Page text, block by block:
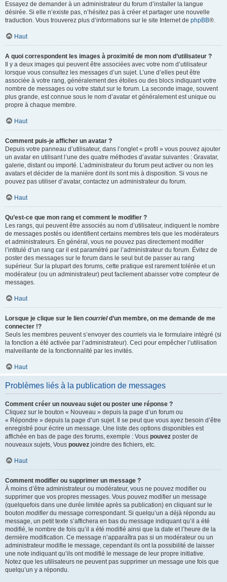
Essayez de demander à un administrateur du forum d’installer la langue
désirée. Si elle n’existe pas, n’hésitez pas à créer et partager une nouvelle
traduction. Vous trouverez plus d’informations sur le site Internet de phpBB®.
Haut
A quoi correspondent les images à proximité de mon nom d’utilisateur ?
Il y a deux images qui peuvent être associées avec votre nom d’utilisateur
lorsque vous consultez les messages d’un sujet. L’une d’elles peut être
associée à votre rang, généralement des étoiles ou des blocs indiquant votre
nombre de messages ou votre statut sur le forum. La seconde image, souvent
plus grande, est connue sous le nom d’avatar et généralement est unique ou
propre à chaque membre.
Haut
Comment puis-je afficher un avatar ?
Depuis votre panneau d’utilisateur, dans l’onglet « profil » vous pouvez ajouter
un avatar en utilisant l’une des quatre méthodes d’avatar suivantes : Gravatar,
galerie, distant ou importé. L’administrateur du forum peut activer ou non les
avatars et décider de la manière dont ils sont mis à disposition. Si vous ne
pouvez pas utiliser d’avatar, contactez un administrateur du forum.
Haut
Qu’est-ce que mon rang et comment le modifier ?
Les rangs, qui peuvent être associés au nom d’utilisateur, indiquent le nombre
de messages postés ou identifient certains membres tels que les modérateurs
et administrateurs. En général, vous ne pouvez pas directement modifier
l’intitulé d’un rang car il est paramétré par l’administrateur du forum. Évitez de
poster des messages sur le forum dans le seul but de passer au rang
supérieur. Sur la plupart des forums, cette pratique est rarement tolérée et un
modérateur (ou un administrateur) peut facilement abaisser votre compteur de
messages.
Haut
Lorsque je clique sur le lien courrield’un membre, on me demande de me
connecter !?
Seuls les membres peuvent s’envoyer des courriels via le formulaire intégré (si
la fonction a été activée par l’administrateur). Ceci pour empêcher l’utilisation
malveillante de la fonctionnalité par les invités.
Haut
Problèmes liés à la publication de messages
Comment créer un nouveau sujet ou poster une réponse ?
Cliquez sur le bouton « Nouveau » depuis la page d’un forum ou
« Répondre » depuis la page d’un sujet. Il se peut que vous ayez besoin d’être
enregistré pour écrire un message. Une liste des options disponibles est
affichée en bas de page des forums, exemple : Vous pouvez poster de
nouveaux sujets, Vous pouvez joindre des fichiers, etc.
Haut
Comment modifier ou supprimer un message ?
À moins d’être administrateur ou modérateur, vous ne pouvez modifier ou
supprimer que vos propres messages. Vous pouvez modifier un message
(quelquefois dans une durée limitée après sa publication) en cliquant sur le
bouton modifierdu message correspondant. Si quelqu’un a déjà répondu au
message, un petit texte s’affichera en bas du message indiquant qu’il a été
modifié, le nombre de fois qu’il a été modifié ainsi que la date et l’heure de la
dernière modification. Ce message n’apparaîtra pas si un modérateur ou un
administrateur modifie le message, cependant ils ont la possibilité de laisser
une note indiquant qu’ils ont modifié le message de leur propre initiative.
Notez que les utilisateurs ne peuvent pas supprimer un message une fois que
quelqu’un y a répondu.